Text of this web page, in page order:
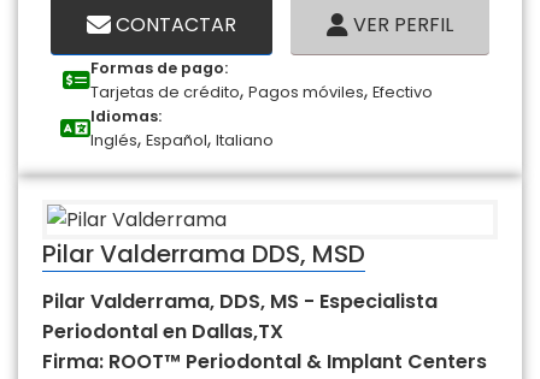
CONTACTAR
VER PERFIL
Formas de pago:
Tarjetas de crédito, Pagos móviles, Efectivo
Idiomas:
Inglés, Español, Italiano
Pilar Valderrama DDS, MSD
Pilar Valderrama, DDS, MS - Especialista
Periodontal en Dallas,TX
Firma: ROOT™ Periodontal & Implant Centers